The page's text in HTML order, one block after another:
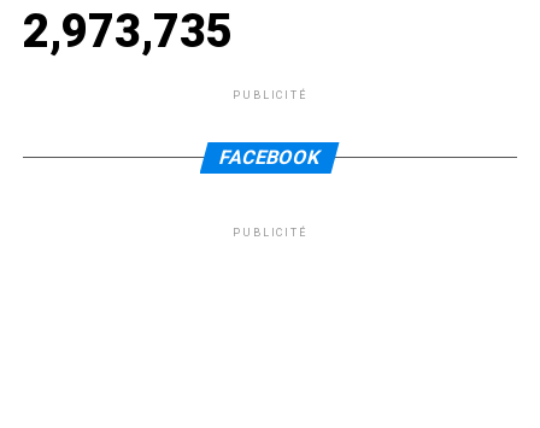
2,973,735
PUBLICITÉ
FACEBOOK
PUBLICITÉ